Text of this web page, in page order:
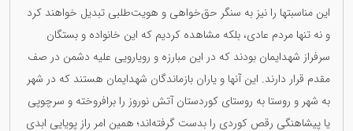
این مناسبتها را نیز بە سنگر حق‌خواهی و هویت‌طلبی تبدیل خواهند کرد
و نە تنها مردم عادی، بلکە مشاهدە کردیم کە این خانوادە و بستگان
سرفراز شهدایمان بودند کە در این مبارزە و رویارویی علیە دشمن در صف
مقدم قرار دارند. این آنها و یاران بازماندگان شهدایمان هستند کە در شهر
بە شهر و روستا بە روستای کوردستان آتش نوروز را برافروختە و سرچوپی
یا پیشاهنگی رقص کوردی را بدست گرفتەاند؛ همین امر راز پویایی ابدی